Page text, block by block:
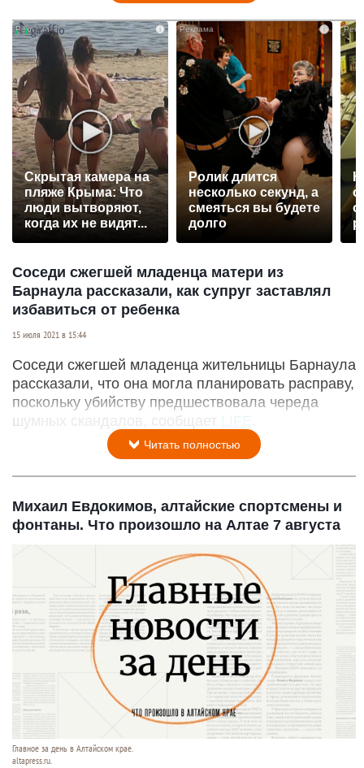
i
Скрытая камера на
пляже Крыма: Что
люди вытворяют,
когда их не видят...
Ролик длится
несколько секунд, а
смеяться вы будете
долго
Соседи сжегшей младенца матери из
Барнаула рассказали, как супруг заставлял
избавиться от ребенка
15 июля 2021 в 15:44
Соседи сжегшей младенца жительницы Барнаула
рассказали, что она могла планировать расправу,
поскольку убийству предшествовала череда
шумных скандалов, сообщает LIFE
Читать полностью
Михаил Евдокимов, алтайские спортсмены и
фонтаны. Что произошло на Алтае 7 августа
Главное за день в Алтайском крае.
altapress.ru.